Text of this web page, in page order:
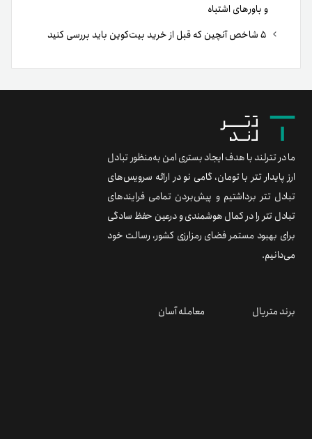
و باورهای اشتباه
ما در تترلند با هدف ایجاد بستری امن به‌منظور تبادل
ارز پایدار تتر با تومان، گامی نو در ارائه سرویس‌های
تبادل تتر برداشتیم و پیش‌بردن تمامی فرایندهای
تبادل تتر را در کمال هوشمندی و درعین حفظ سادگی
برای بهبود مستمر فضای رمزارزی کشور، رسالت خود
می‌دانیم.
برند متریال معامله آسان